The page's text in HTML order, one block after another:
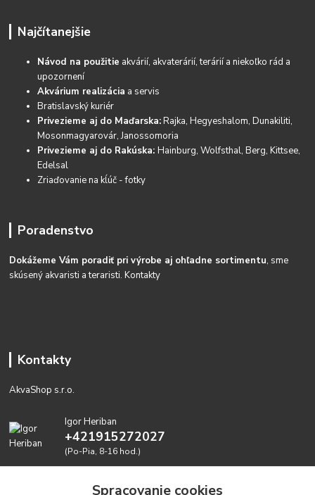
Najčítanejšie
Návod na použitie akvárií, akvaterárií, terárií a niekoľko rád a
upozornení
Akvárium realizácia a servis
Bratislavský kuriér
Privezieme aj do Maďarska:Rajka, Hegyeshalom, Dunakiliti,
Mosonmagyarovár, Janossomoria
Privezieme aj do Rakúska:Hainburg, Wolfsthal, Berg, Kittsee,
Edelsal
Zriaďovanie na kĺúč - fotky
Poradenstvo
Dokážeme Vám poradiť pri výrobe aj ohľadne sortimentu, sme
skúsený akvaristi a teraristi.Kontakty
Kontakty
AkvaShop s.r.o.
Igor Heriban
+421915272027
(Po-Pia, 8-16 hod.)
Spracovanie cookies